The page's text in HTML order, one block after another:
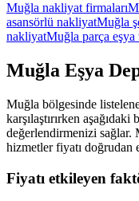
Muğla nakliyat firmaları
asansörlü nakliyatMuğla
nakliyatMuğla parça eşya
Muğla Eşya
Muğla bölgesinde
karşılaştırırken
değerlendirmenizi sağlar.
hizmetler fiyatı doğrudan
Fiyatı etkileyen